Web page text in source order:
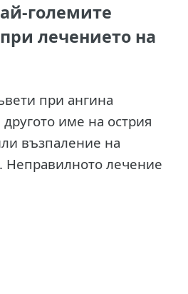
големите
лечението на
при ангина
име на острия
възпаление на
Неправилното лечение